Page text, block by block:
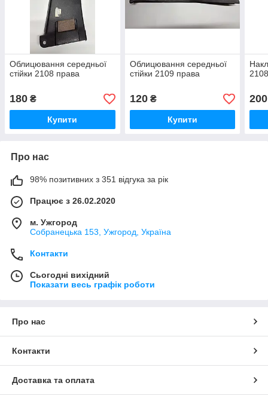
Облицювання середньої
стійки 2108 права
180 ₴
Купити
Облицювання середньої
стійки 2109 права
120₴
Купити
200
Про нас
98% позитивних з 351 відгука за рік
Працює з 26.02.2020
м. Ужгород
Собранецька 153, Ужгород, Україна
Контакти
Сьогодні вихідний
Показати весь графік роботи
Про нас
Контакти
Доставка та оплата